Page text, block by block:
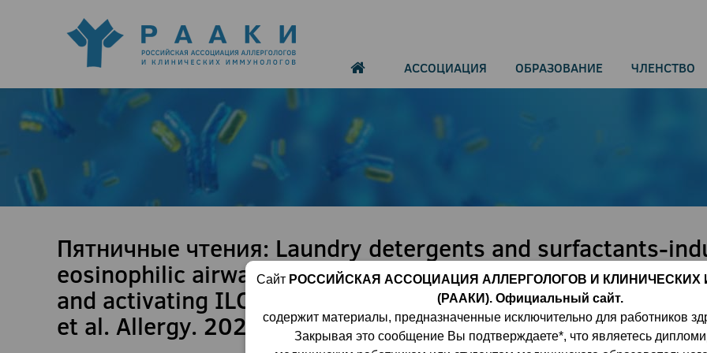
АССОЦИАЦИЯ ОБРАЗОВАНИЕ ЧЛЕНСТВО
Пятничные чтения: Laundry detergents and surfactants-
eosinophilic airway inflammation by increasing IL-33
and activating ILC2s. Kyoko Saito, Keisuke Orimo, Terufumi
et al. Allergy. 2023.
Сайт РОССИЙСКАЯ АССОЦИАЦИЯ АЛЛЕРГОЛОГОВ И КЛИНИЧЕСКИХ
(РААКИ). Официальный сайт.
содержит материалы, предназначенные исключительно для работников
Закрывая это сообщение Вы подтверждаете*, что являетесь